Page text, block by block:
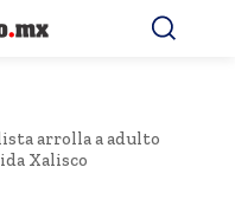
arrolla a adulto
Xalisco